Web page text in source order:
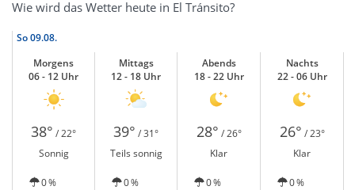
Wie wird das Wetter heute in El Tránsito?
So09.08.
Morgens
06 - 12 Uhr
Mittags
12 - 18 Uhr
Abends
18 - 22 Uhr
Nachts
22 - 06 Uhr
38° / 22° 39° / 31° 28° / 26° 26° / 23°
Sonnig
Teils sonnig Klar Klar
0 % 0 % 0 % 0 %